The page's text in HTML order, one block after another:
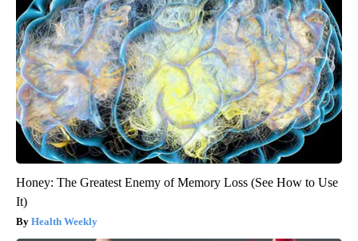
Honey: The Greatest Enemy of Memory Loss (See How to Use
It)
Health Weekly